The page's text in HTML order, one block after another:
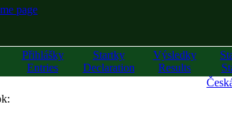
Přihlášky
Entries
Startky
Declaration
Výsledky
Results